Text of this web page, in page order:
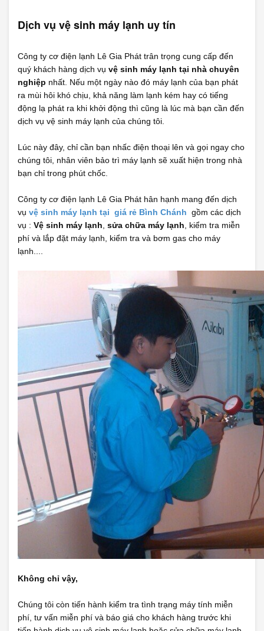
Dịch vụ vệ sinh máy lạnh uy tín
Công ty cơ điện lạnh Lê Gia Phát trân trọng cung cấp đến
quý khách hàng dịch vụ vệ sinh máy lạnh tại nhà chuyên
nghiệp nhất. Nếu một ngày nào đó máy lạnh của bạn phát
ra mùi hôi khó chịu, khả năng làm lạnh kém hay có tiếng
động lạ phát ra khi khởi động thì cũng là lúc mà bạn cần đến
dịch vụ vệ sinh máy lạnh của chúng tôi.
Lúc này đây, chỉ cần bạn nhấc điện thoại lên và gọi ngay cho
chúng tôi, nhân viên bảo trì máy lạnh sẽ xuất hiện trong nhà
bạn chỉ trong phút chốc.
Công ty cơ điện lạnh Lê Gia Phát hân hạnh mang đến dịch
vụ vệ sinh máy lạnh tại giá rẻ Bình Chánh gồm các dịch
vụ : Vệ sinh máy lạnh sửa chữa máy lạnh , kiểm tra miễn
phí và lắp đặt máy lạnh, kiểm tra và bơm gas cho máy
lạnh....
Không chỉ vậy,
Chúng tôi còn tiến hành kiểm tra tình trạng máy tính miễn
phí, tư vấn miễn phí và báo giá cho khách hàng trước khi